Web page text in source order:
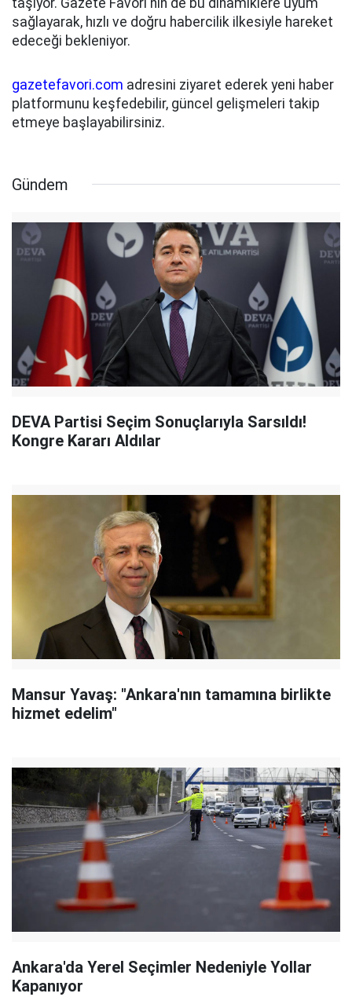
sağlayarak, hızlı ve doğru habercilik ilkesiyle hareket
edeceği bekleniyor.
gazetefavori.com adresini ziyaret ederek yeni haber
platformunu keşfedebilir, güncel gelişmeleri takip
etmeye başlayabilirsiniz.
Gündem
DEVA Partisi Seçim Sonuçlarıyla Sarsıldı!
Kongre Kararı Aldılar
Mansur Yavaş: "Ankara'nın tamamına birlikte
hizmet edelim"
Ankara'da Yerel Seçimler Nedeniyle Yollar
Kapanıyor